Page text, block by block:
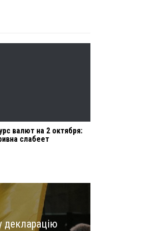
валют на 2 октября:
слабеет
декларацію